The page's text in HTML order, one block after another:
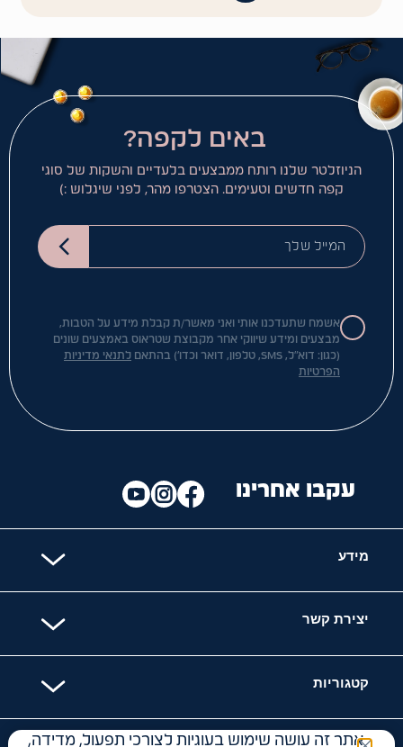
באים לקפה?
הניוזלטר שלנו רותח ממבצעים בלעדיים והשקות של סוגי
קפה חדשים וטעימים. הצטרפו מהר, לפני שיגלוש :)
המייל שלך
אשמח שתעדכנו אותי ואני מאשר/ת קבלת מידע על הטבות,
מבצעים ומידע שיווקי אחר מקבוצת שטראוס באמצעים שונים
(כגון: דוא"ל, SMS, טלפון, דואר וכדו') בהתאם
לתנאי מדיניות
הפרטיות
מידע
יצירת קשר
קטגוריות
עקבו אחרינו
אתר זה עושה שימוש בעוגיות לצורכי תפעול, מדידה,